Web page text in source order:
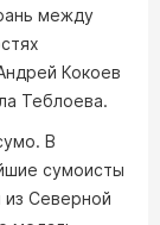
между
Кокоев
Теблоева.
В
сумоисты
Северной